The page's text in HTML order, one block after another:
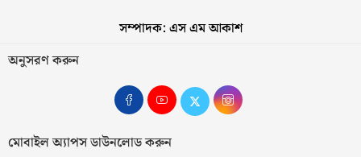
সম্পাদক: এস এম আকাশ
অনুসরণ করুন
মোবাইল অ্যাপস ডাউনলোড করুন